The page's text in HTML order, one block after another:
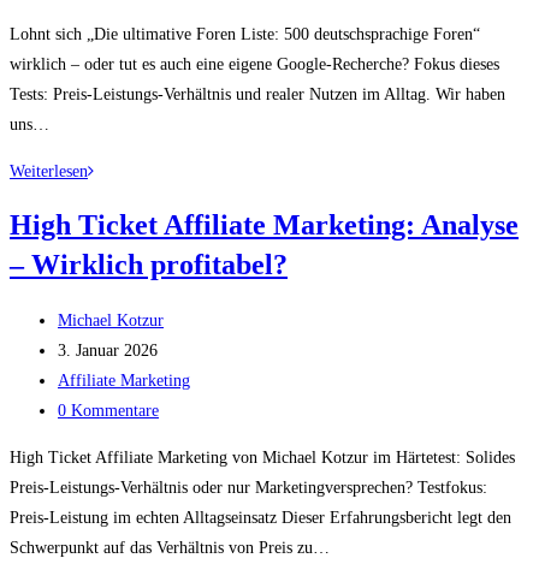
Abos
Lohnt sich „Die ultimative Foren Liste: 500 deutschsprachige Foren“
wirklich – oder tut es auch eine eigene Google-Recherche? Fokus dieses
Tests: Preis-Leistungs-Verhältnis und realer Nutzen im Alltag. Wir haben
uns…
WeiterlesenDie
Foren
Liste:
deutschsprachige
Foren
—
Analyse
High Ticket Affiliate Marketing: Analyse
– Wirklich profitabel?
Beitrags-
Autor:
Michael Kotzur
Beitrag
veröffentlicht:
3. Januar 2026
Beitrags-
Kategorie:
Affiliate Marketing
Beitrags-
0 Kommentare
High Ticket Affiliate Marketing von Michael Kotzur im Härtetest: Solides
Preis-Leistungs-Verhältnis oder nur Marketingversprechen? Testfokus:
Preis-Leistung im echten Alltagseinsatz Dieser Erfahrungsbericht legt den
Schwerpunkt auf das Verhältnis von Preis zu…